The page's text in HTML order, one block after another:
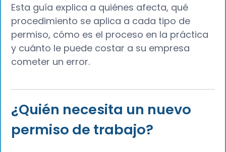
Esta guía explica a quiénes afecta, qué
procedimiento se aplica a cada tipo de
permiso, cómo es el proceso en la práctica
y cuánto le puede costar a su empresa
cometer un error.
¿Quién necesita un nuevo
permiso de trabajo?